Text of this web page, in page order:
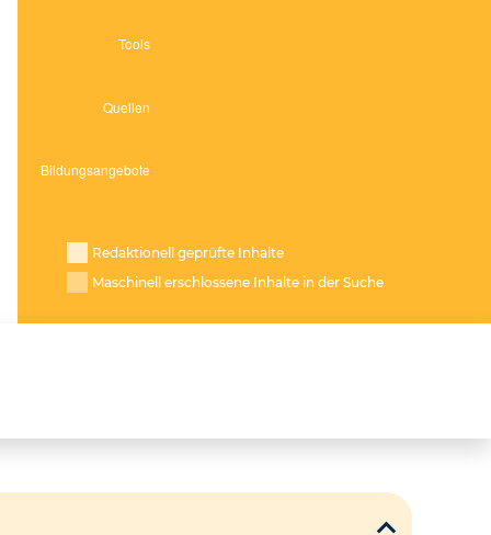
Redaktionell geprüfte Inhalte
Maschinell erschlossene Inhalte in der Suche